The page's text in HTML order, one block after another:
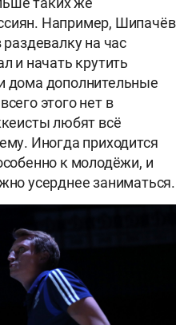
Например, Шипачёв
раздевалку на час
и начать крутить
дома дополнительные
этого нет в
любят всё
Иногда приходится
к молодёжи, и
усерднее заниматься.